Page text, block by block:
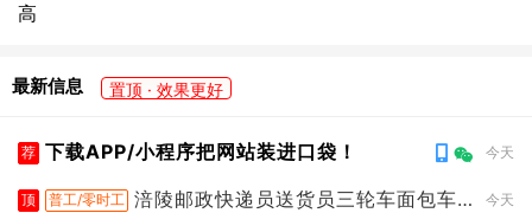
高
最新信息 置顶 · 效果更好
荐 下载APP/小程序把网站装进口袋！ 今天
顶 普工/零时工 涪陵邮政快递员送货员三轮车面包车
今天